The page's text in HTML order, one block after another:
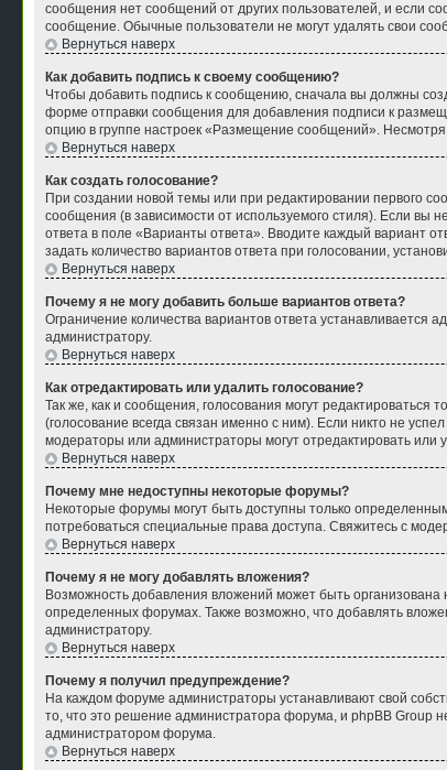
сообщения нет сообщений от других пользователей, и если
сообщение. Обычные пользователи не могут удалять свои
Вернуться наверх
Как добавить подпись к своему сообщению?
Чтобы добавить подпись к сообщению, сначала вы должны
форме отправки сообщения для добавления подписи к
опцию в группе настроек «Размещение сообщений».
Вернуться наверх
Как создать голосование?
При создании новой темы или при редактировании первого
сообщения (в зависимости от используемого стиля). Если вы
ответа в поле «Варианты ответа». Вводите каждый вариант
задать количество вариантов ответа при голосовании,
Вернуться наверх
Почему я не могу добавить больше вариантов ответа?
Ограничение количества вариантов ответа
администратору.
Вернуться наверх
Как отредактировать или удалить голосование?
Так же, как и сообщения, голосования могут
(голосование всегда связан именно с ним). Если никто не
модераторы или администраторы могут отредактировать или
Вернуться наверх
Почему мне недоступны некоторые форумы?
Некоторые форумы могут быть доступны только
потребоваться специальные права доступа. Свяжитесь с
Вернуться наверх
Почему я не могу добавлять вложения?
Возможность добавления вложений может быть
определенных форумах. Также возможно, что добавлять
администратору.
Вернуться наверх
Почему я получил предупреждение?
На каждом форуме администраторы устанавливают свой
то, что это решение администратора форума, и phpBB Group
администратором форума.
Вернуться наверх